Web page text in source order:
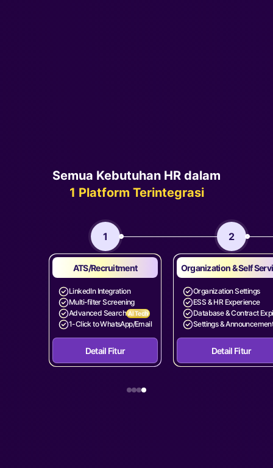
Semua Kebutuhan HR dalam
1 Platform Terintegrasi
1
ATS/Recruitment
LinkedIn Integration
Multi-filter Screening
Advanced Search AI Tech
1-Click to WhatsApp/Email
Detail Fitur
2
Organization & Self
Organization Settings
ESS & HR Experience
Database & Contract
Settings &
Detail Fitur